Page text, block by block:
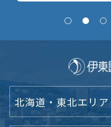
北海道・東北エリア